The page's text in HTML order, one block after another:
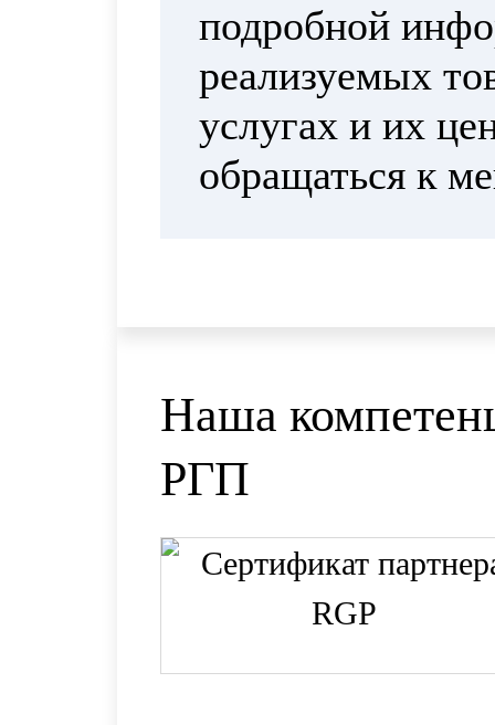
подробной
реализуемых
услугах и их
обращаться к
Наша
РГП